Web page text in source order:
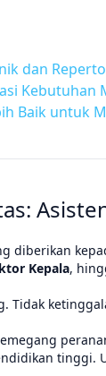
dan
Kebutuhan
Baik untuk
diberikan
Kepala,
Tidak